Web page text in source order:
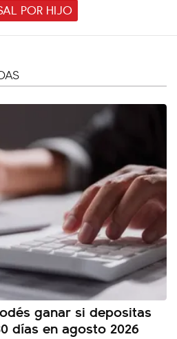
POR HIJO
ganar si depositas
días en agosto 2026